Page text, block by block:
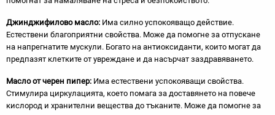
Джинджифилово масло: Има силно успокояващо действие.
Естествени благоприятни свойства. Може да помогне за отпускане
на напрегнатите мускули. Богато на антиоксиданти, които могат да
предпазят клетките от увреждане и да насърчат заздравяването.
Масло от черен пипер: Има естествени успокояващи свойства.
Стимулира циркулацията, което помага за доставянето на повече
кислород и хранителни вещества до тъканите. Може да помогне за